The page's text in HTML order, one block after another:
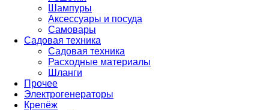
Шампуры
Аксессуары и посуда
Самовары
Садовая техника
Садовая техника
Расходные материалы
Шланги
Прочее
Электрогенераторы
Крепёж